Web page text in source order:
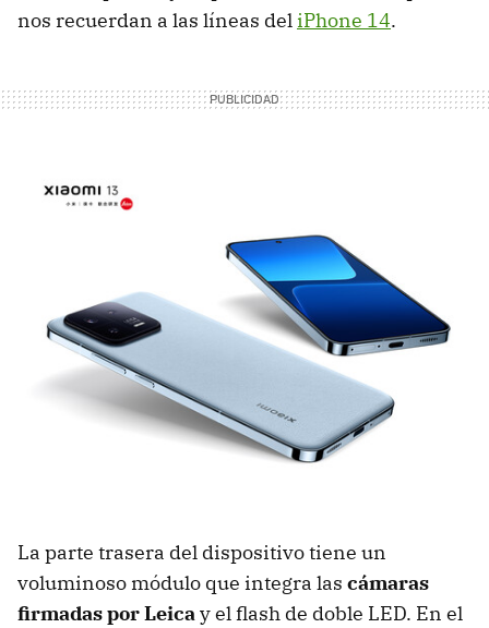
nos recuerdan a las líneas del iPhone 14.
La parte trasera del dispositivo tiene un
voluminoso módulo que integra las cámaras
firmadas por Leicay el flash de doble LED. En el